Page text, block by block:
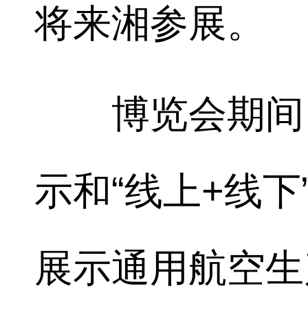
将来湘参展。
博览会期间
示和“线上+线
展示通用航空